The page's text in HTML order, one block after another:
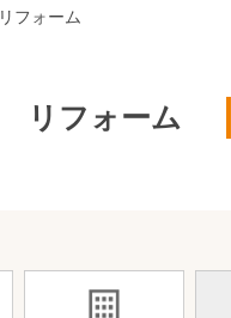
リフォーム
リフォーム